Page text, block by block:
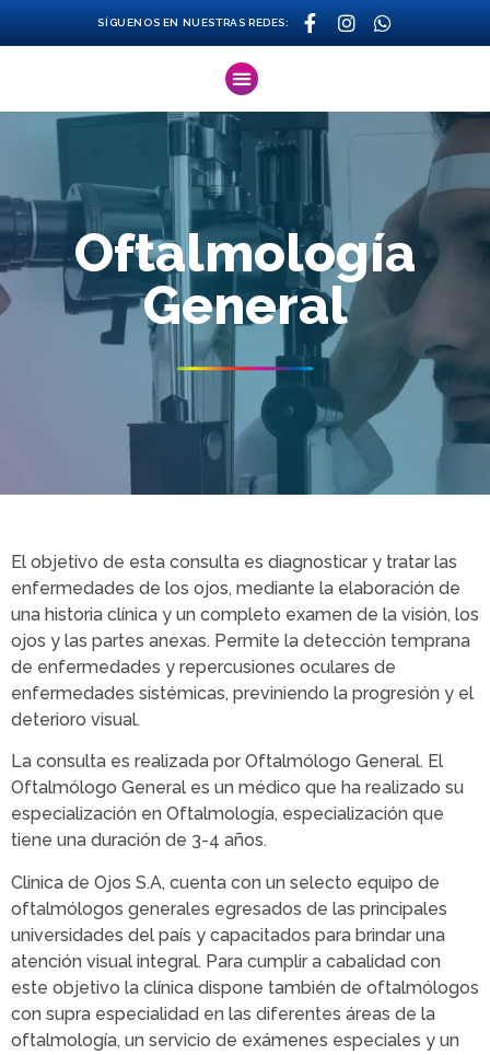
SÍGUENOS EN NUESTRAS REDES:
Oftalmología
General
El objetivo de esta consulta es diagnosticar y tratar las
enfermedades de los ojos, mediante la elaboración de
una historia clínica y un completo examen de la visión, los
ojos y las partes anexas. Permite la detección temprana
de enfermedades y repercusiones oculares de
enfermedades sistémicas, previniendo la progresión y el
deterioro visual.
La consulta es realizada por Oftalmólogo General. El
Oftalmólogo General es un médico que ha realizado su
especialización en Oftalmología, especialización que
tiene una duración de 3-4 años.
Clinica de Ojos S.A, cuenta con un selecto equipo de
oftalmólogos generales egresados de las principales
universidades del país y capacitados para brindar una
atención visual integral. Para cumplir a cabalidad con
este objetivo la clínica dispone también de oftalmólogos
con supra especialidad en las diferentes áreas de la
oftalmología, un servicio de exámenes especiales y un